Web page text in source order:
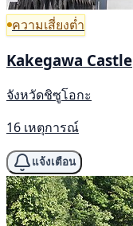
ความเสี่ยงต่ำ
Kakegawa Castle
จังหวัดชิซูโอกะ
16 เหตุการณ์
แจ้งเตือน